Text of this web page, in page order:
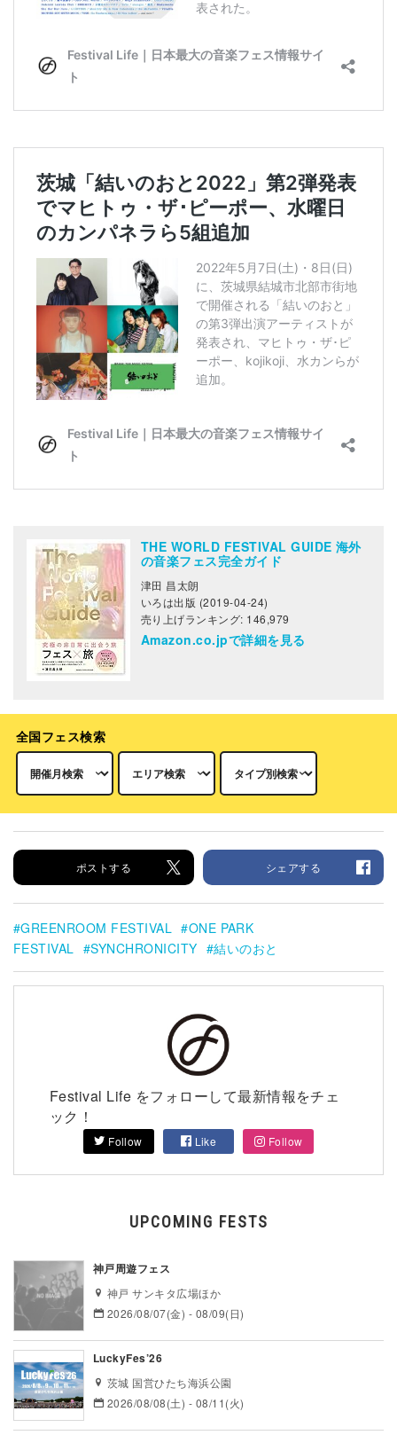
THE WORLD FESTIVAL GUIDE 海外
の音楽フェス完全ガイド
津田 昌太朗
いろは出版 (2019-04-24)
売り上げランキング: 146,979
Amazon.co.jpで詳細を見る
全国フェス検索
ポストする シェアする
GREENROOM FESTIVAL
ONE PARK
FESTIVAL
SYNCHRONICITY 結いのおと
Festival Life をフォローして最新情報をチェ
ック！
Follow Like Follow
UPCOMING FESTS
神戸周遊フェス
神戸 サンキタ広場ほか
2026/08/07(金) - 08/09(日)
LuckyFes’26
茨城 国営ひたち海浜公園
2026/08/08(土) - 08/11(火)